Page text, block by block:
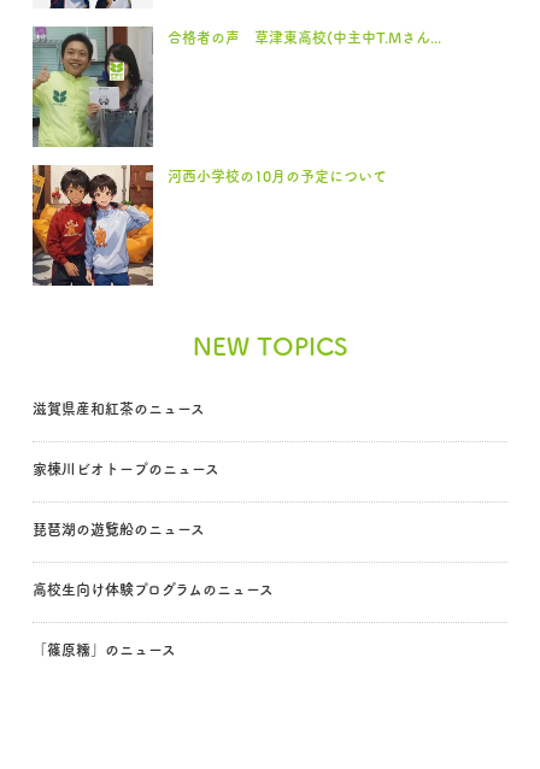
合格者の声 草津東高校(中主中T.Mさん...
河西小学校の10月の予定について
NEW TOPICS
滋賀県産和紅茶のニュース
家棟川ビオトープのニュース
琵琶湖の遊覧船のニュース
高校生向け体験プログラムのニュース
「篠原糯」のニュース